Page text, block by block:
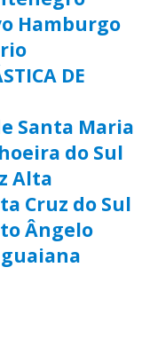
Hamburgo
DE
Santa Maria
do Sul
Alta
Cruz do Sul
Ângelo